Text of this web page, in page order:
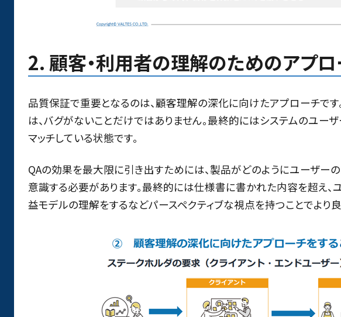
2. 顧客・利用者の理解のためのアプ
品質保証で重要となるのは、顧客理解の深化に向けたアプローチです
は、バグがないことだけではありません。最終的にはシステムのユーザ
マッチしている状態です。
QAの効果を最大限に引き出すためには、製品がどのようにユーザー
意識する必要があります。最終的には仕様書に書かれた内容を超え、
益モデルの理解をするなどパースペクティブな視点を持つことでより